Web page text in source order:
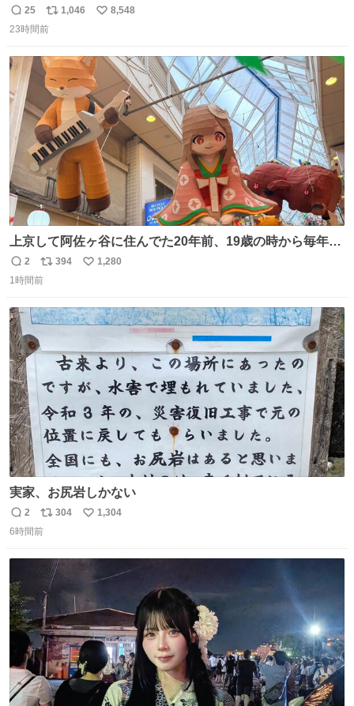
しか見えなくなった どうしてくれるんだ
返
信
25
リ
ポ
ト
数
1,046
い
数
8,548
23時間前
上京して阿佐ヶ谷に住んでた20年前、19歳の時から毎年参
加してるお祭りなのでとっても感慨深いです。うれしーー
ー！作っていただいた方本当にありがとう。
返
信
2
リ
ポ
ト
394
い
数
1,280
1時間前
実家、お尻岩しかない
返
信
2
リ
ポ
数
304
い
数
1,304
6時間前